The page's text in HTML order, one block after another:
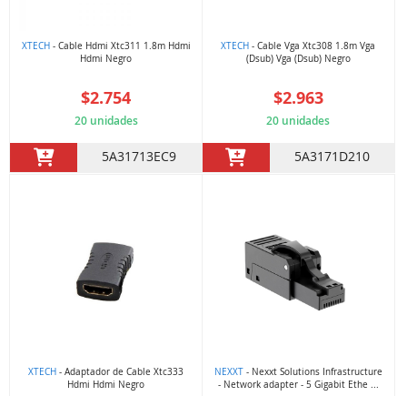
XTECH- Cable Hdmi Xtc311 1.8m Hdmi
Hdmi Negro
$2.754
20 unidades
5A31713EC9
XTECH - Cable Vga Xtc308 1.8m Vga
(Dsub) Vga (Dsub) Negro
$2.963
20 unidades
5A3171D210
XTECH - Adaptador de Cable Xtc333
Hdmi Hdmi Negro
NEXXT- Nexxt Solutions Infrastructure
- Network adapter - 5 Gigabit Ethe ...